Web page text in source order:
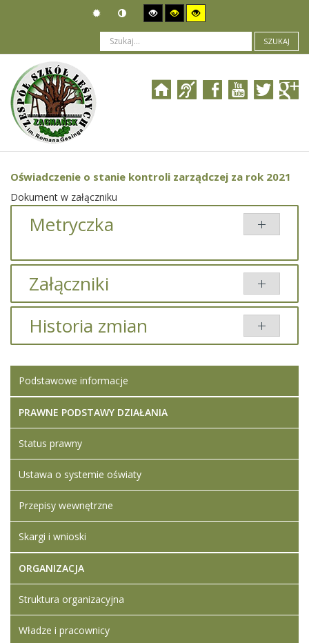
SZUKAJ
Jesteś tutaj: Działalność
Oświadczenie o stanie kontroli zarządczej za rok 2021
Oświadczenie o stanie kontroli zarządczej za rok 2021
Dokument w załączniku
Metryczka
Załączniki
Tytuł
Dodany
przez
kontroli zarządczej za
rok 2021
KB
Ledwójcik
Historia zmian
Artykuł został
utworzony.
Dodane
załączniki
Oświadczenie
kontroli
zarządczej za
rok 2021
piątek,
25 luty
2022
Ledwójcik
Podstawowe informacje
PRAWNE PODSTAWY DZIAŁANIA
Status prawny
Ustawa o systemie oświaty
Przepisy wewnętrzne
Skargi i wnioski
ORGANIZACJA
Struktura organizacyjna
Władze i pracownicy